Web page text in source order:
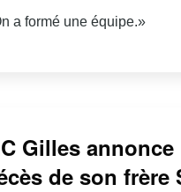
a formé une équipe.»
Gilles annonce
de son frère